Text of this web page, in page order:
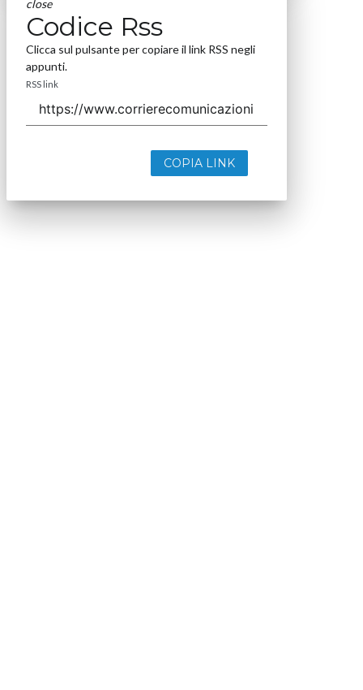
close
Codice Rss
Clicca sul pulsante per copiare il link RSS negli
appunti.
RSS link
COPIA LINK